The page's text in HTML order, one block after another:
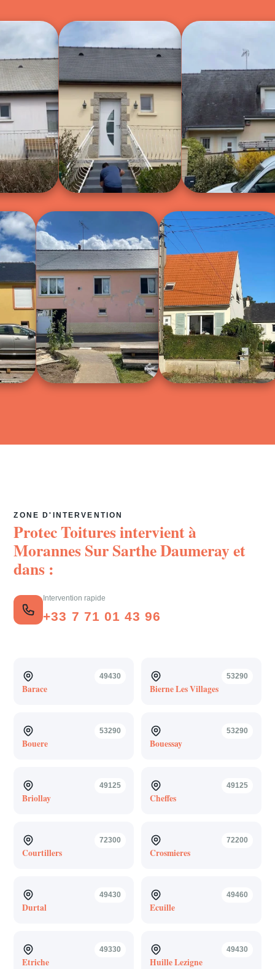
ZONE D'INTERVENTION
Protec Toitures intervient à
Morannes Sur Sarthe Daumerayet
dans :
Intervention rapide
+33 7 71 01 43 96
49430
Barace
53290
Bierne Les Villages
53290
Bouere
53290
Bouessay
49125
Briollay
49125
Cheffes
72300
Courtillers
72200
Crosmieres
49430
Durtal
49460
Ecuille
49330
Etriche
49430
Huille Lezigne